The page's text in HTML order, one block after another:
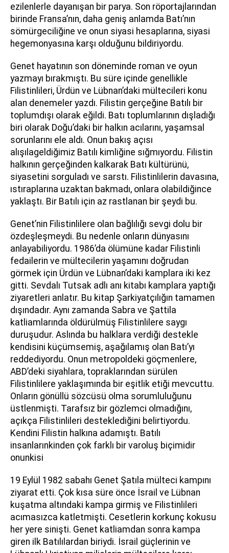
ezilenlerle dayanışan bir parya. Son röportajlarından
birinde Fransa’nın, daha geniş anlamda Batı’nın
sömürgeciliğine ve onun siyasi hesaplarına, siyasi
hegemonyasına karşı olduğunu bildiriyordu.
Genet hayatının son döneminde roman ve oyun
yazmayı bırakmıştı. Bu süre içinde genellikle
Filistinlileri, Ürdün ve Lübnan’daki mültecileri konu
alan denemeler yazdı. Filistin gerçeğine Batılı bir
toplumdışı olarak eğildi. Batı toplumlarının dışladığı
biri olarak Doğu’daki bir halkın acılarını, yaşamsal
sorunlarını ele aldı. Onun bakış açısı
alışılageldiğimiz Batılı kimliğine sığmıyordu. Filistin
halkının gerçeğinden kalkarak Batı kültürünü,
siyasetini sorguladı ve sarstı. Filistinlilerin davasına,
ıstıraplarına uzaktan bakmadı, onlara olabildiğince
yaklaştı. Bir Batılı için az rastlanan bir şeydi bu.
Genet’nin Filistinlilere olan bağlılığı sevgi dolu bir
özdeşleşmeydi. Bu nedenle onların dünyasını
anlayabiliyordu. 1986’da ölümüne kadar Filistinli
fedailerin ve mültecilerin yaşamını doğrudan
görmek için Ürdün ve Lübnan’daki kamplara iki kez
gitti. Sevdalı Tutsak adlı anı kitabı kamplara yaptığı
ziyaretleri anlatır. Bu kitap Şarkiyatçılığın tamamen
dışındadır. Aynı zamanda Sabra ve Şattila
katliamlarında öldürülmüş Filistinlilere saygı
duruşudur. Aslında bu halklara verdiği destekle
kendisini küçümsemiş, aşağılamış olan Batı’yı
reddediyordu. Onun metropoldeki göçmenlere,
ABD’deki siyahlara, topraklarından sürülen
Filistinlilere yaklaşımında bir eşitlik etiği mevcuttu.
Onların gönüllü sözcüsü olma sorumluluğunu
üstlenmişti. Tarafsız bir gözlemci olmadığını,
açıkça Filistinlileri desteklediğini belirtiyordu.
Kendini Filistin halkına adamıştı. Batılı
insanlarınkinden çok farklı bir varoluş biçimidir
onunkisi
19 Eylül 1982 sabahı Genet Şatıla mülteci kampını
ziyarat etti. Çok kısa süre önce İsrail ve Lübnan
kuşatma altındaki kampa girmiş ve Filistinlileri
acımasızca katletmişti. Cesetlerin korkunç kokusu
her yere sinişti. Genet katliamdan sonra kampa
giren ilk Batılılardan biriydi. İsrail güçlerinin ve